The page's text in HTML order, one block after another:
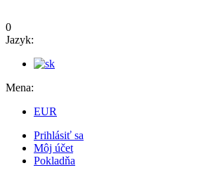
0
Jazyk:
Mena:
EUR
Prihlásiť sa
Môj účet
Pokladňa